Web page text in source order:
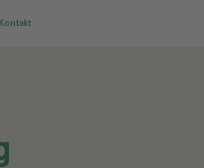
Kontakt